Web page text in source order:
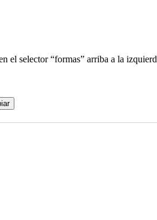
selector “formas” arriba a la